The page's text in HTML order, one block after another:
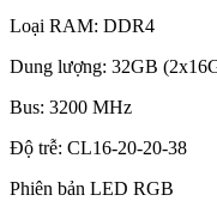
Loại RAM: DDR4
Dung lượng: 32GB
Bus: 3200 MHz
Độ trễ: CL16-20-20-38
Phiên bản LED RGB